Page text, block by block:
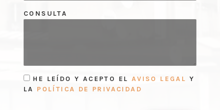
CONSULTA
HE LEÍDO Y ACEPTO EL AVISO LEGAL Y
LA POLÍTICA DE PRIVACIDAD